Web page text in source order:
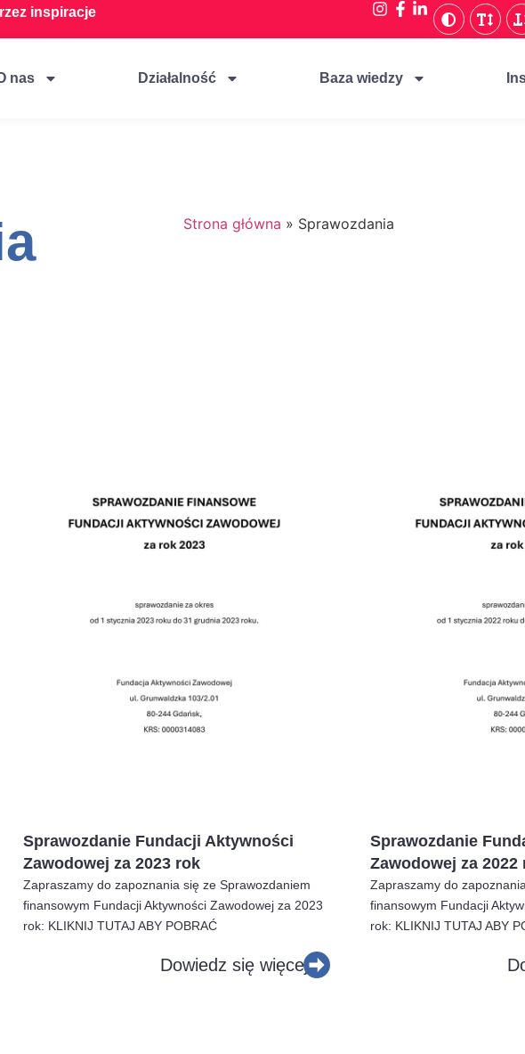
inspiracje
nas Działalność Baza wiedzy
Strona główna » Sprawozdania
Sprawozdanie Fundacji Aktywności
Zawodowej za 2023 rok
Zapraszamy do zapoznania się ze Sprawozdaniem
finansowym Fundacji Aktywności Zawodowej za 2023
rok: KLIKNIJ TUTAJ ABY POBRAĆ
Dowiedz się więcej
Sprawozdanie
Zawodowej za 2022
Zapraszamy do
finansowym Fundacji
rok: KLIKNIJ TUTAJ ABY